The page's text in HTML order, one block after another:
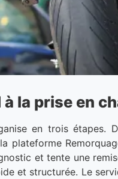
à la prise en
en trois étapes.
plateforme
et tente une
et structurée. Le